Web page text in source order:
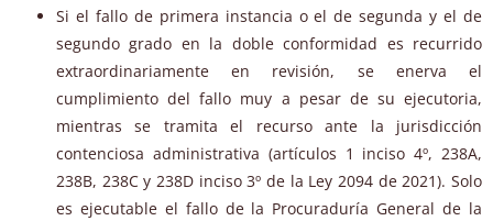
Si el fallo de primera instancia o el de segunda y el de
segundo grado en la doble conformidad es recurrido
extraordinariamente en revisión, se enerva el
cumplimiento del fallo muy a pesar de su ejecutoria,
mientras se tramita el recurso ante la jurisdicción
contenciosa administrativa (artículos 1 inciso 4º, 238A,
238B, 238C y 238D inciso 3º de la Ley 2094 de 2021). Solo
es ejecutable el fallo de la Procuraduría General de la